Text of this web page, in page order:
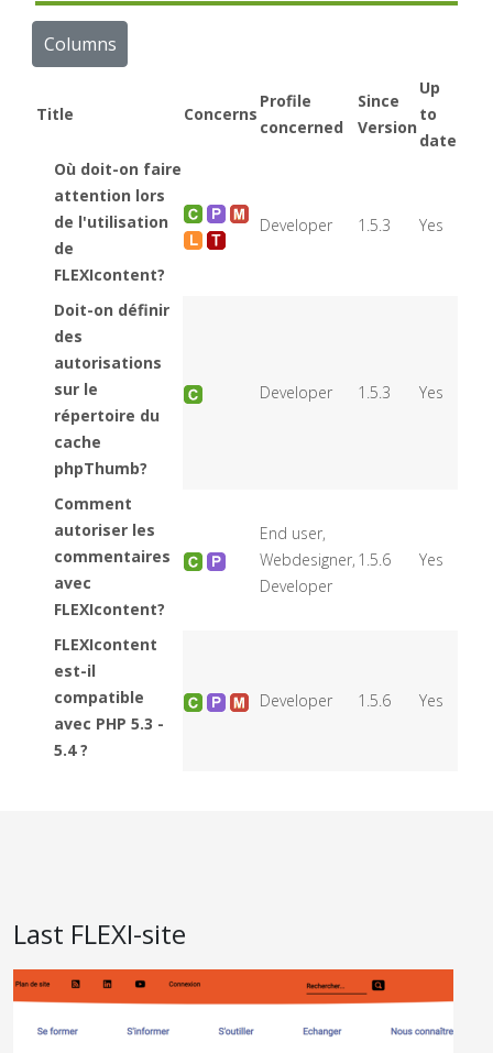
Title Concerns
Profile
concerned
Since
Version
Up
to
date
Où doit-on faire
attention lors
de l'utilisation
de
FLEXIcontent?
Developer 1.5.3 Yes
Doit-on définir
des
autorisations
sur le
répertoire du
cache
phpThumb?
Developer 1.5.3 Yes
Comment
autoriser les
commentaires
avec
FLEXIcontent?
End user,
Webdesigner,
Developer
1.5.6 Yes
FLEXIcontent
est-il
compatible
avec PHP 5.3 -
5.4 ?
Developer 1.5.6 Yes
Last FLEXI-site